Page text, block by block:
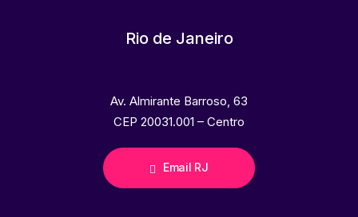
Rio de Janeiro
Av. Almirante Barroso, 63
CEP 20031.001 – Centro
Email RJ